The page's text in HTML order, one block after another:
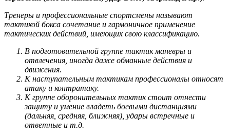
Тренеры и профессиональные спортсмены называют
тактикой бокса сочетание и гармоничное применение
тактических действий, имеющих свою классификацию.
В подготовительной группе тактик маневры и
отвлечения, иногда даже обманные действия и
движения.
К наступательным тактикам профессионалы относят
атаку и контратаку.
К группе оборонительных тактик стоит отнести
защиту и умение владеть боевыми дистанциями
(дальняя, средняя, ближняя), удары встречные и
ответные и т.д.